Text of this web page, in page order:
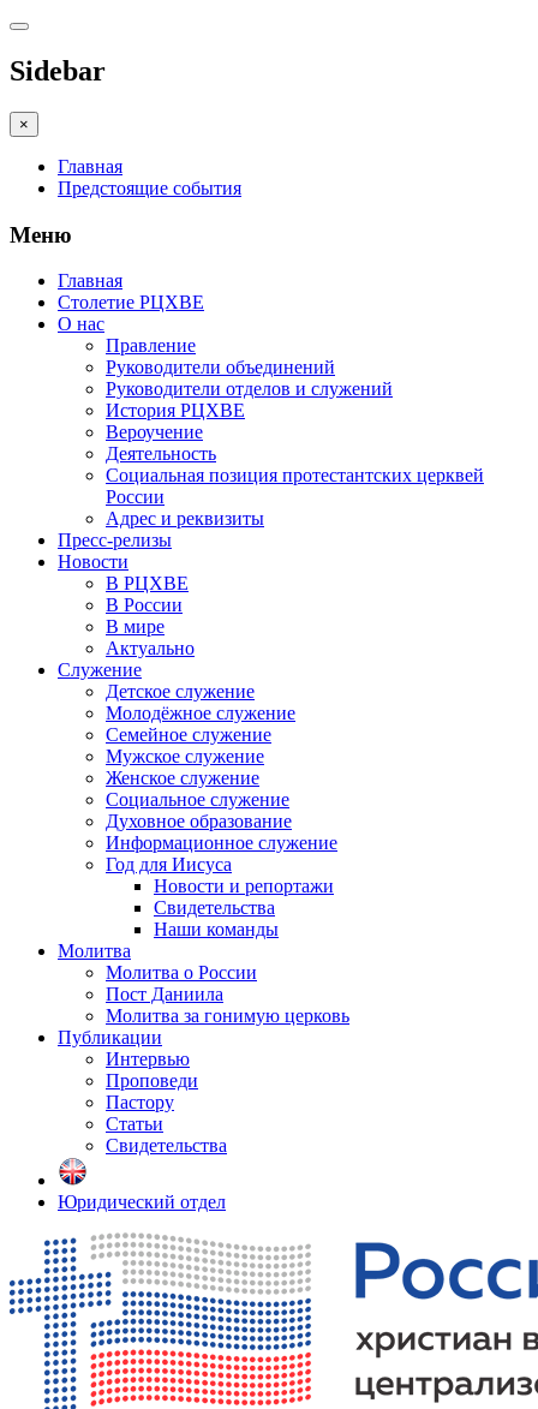
Sidebar
×
Главная
Предстоящие события
Меню
Главная
Столетие РЦХВЕ
О нас
Правление
Руководители объединений
Руководители отделов и служений
История РЦХВЕ
Вероучение
Деятельность
Социальная позиция протестантских церквей
России
Адрес и реквизиты
Пресс-релизы
Новости
В РЦХВЕ
В России
В мире
Актуально
Служение
Детское служение
Молодёжное служение
Семейное служение
Мужское служение
Женское служение
Социальное служение
Духовное образование
Информационное служение
Год для Иисуса
Новости и репортажи
Свидетельства
Наши команды
Молитва
Молитва о России
Пост Даниила
Молитва за гонимую церковь
Публикации
Интервью
Проповеди
Пастору
Статьи
Свидетельства
Юридический отдел